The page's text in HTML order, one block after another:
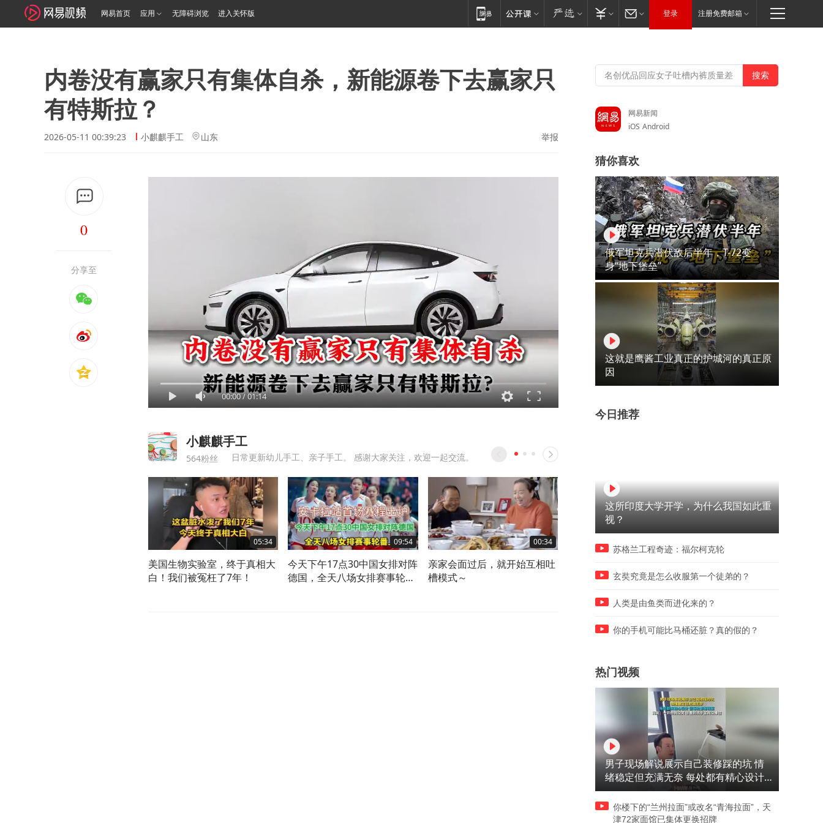
网易首页 应用 无障碍浏览 进入关怀版 登录 注册免费邮箱
内卷没有赢家只有集体自杀，新能源卷下去赢家只
有特斯拉？
2026-05-11 00:39:23 小麒麒手工 山东 举报
0
分享至
00:00/01:14
小麒麒手工
564粉丝 日常更新幼儿手工、亲子手工。 感谢大家关注，欢迎一起交流。
05:34
美国生物实验室，终于真相大
白！我们被冤枉了7年！
09:54
今天下午17点30中国女排对阵
德国，全天八场女排赛事轮番
00:34
亲家会面过后，就开始互相吐
槽模式～
是引进美国的先进装置！
方的话风为什么变了？
网易新闻
iOS Android
猜你喜欢
俄军坦克兵潜伏敌后半年，T-72变
身“地下堡垒”
这就是鹰酱工业真正的护城河的真正原
因
今日推荐
这所印度大学开学，为什么我国如此重
视？
苏格兰工程奇迹：福尔柯克轮
玄奘究竟是怎么收服第一个徒弟的？
人类是由鱼类而进化来的？
你的手机可能比马桶还脏？真的假的？
热门视频
男子现场解说展示自己装修踩的坑 情
绪稳定但充满无奈 每处都有精心设计
但每处都有瑕疵 网友：一开始我没笑
但看到洗手盆我没绷住
你楼下的“兰州拉面”或改名“青海拉面”，天
津72家面馆已集体更换招牌